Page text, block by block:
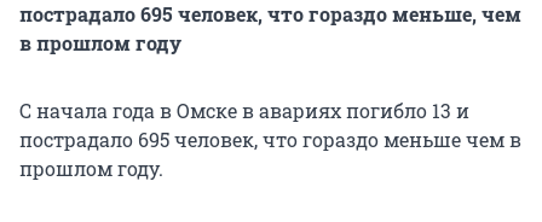
пострадало 695 человек, что гораздо меньше, чем
в прошлом году
С начала года в Омске в авариях погибло 13 и
пострадало 695 человек, что гораздо меньше чем в
прошлом году.